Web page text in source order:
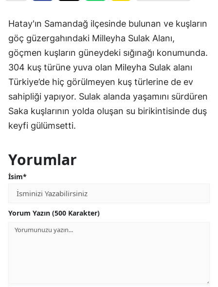
Hatay'ın Samandağ ilçesinde bulunan ve kuşların
göç güzergahındaki Milleyha Sulak Alanı,
göçmen kuşların güneydeki sığınağı konumunda.
304 kuş türüne yuva olan Mileyha Sulak alanı
Türkiye’de hiç görülmeyen kuş türlerine de ev
sahipliği yapıyor. Sulak alanda yaşamını sürdüren
Saka kuşlarının yolda oluşan su birikintisinde duş
keyfi gülümsetti.
Yorumlar
İsim*
Yorum Yazın (500 Karakter)